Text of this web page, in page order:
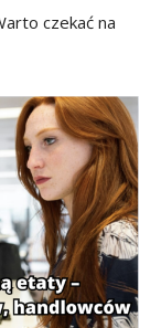
czekać na